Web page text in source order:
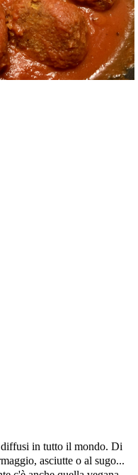
in tutto il mondo. Di
asciutte o al sugo...